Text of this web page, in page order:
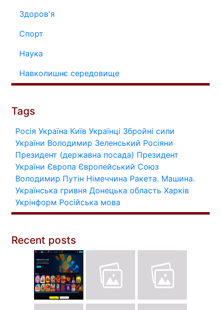
Здоров'я
Спорт
Наука
Навколишнє середовище
Tags
Росія Україна Київ Українці Збройні сили
України Володимир Зеленський Росіяни
Президент (державна посада) Президент
України Європа Європейський Союз
Володимир Путін Німеччина Ракета. Машина.
Українська гривня Донецька область Харків
Укрінформ Російська мова
Recent posts